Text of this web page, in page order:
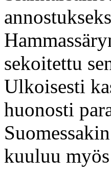
sekoitettu
Ulkoisesti
huonosti
kuuluu